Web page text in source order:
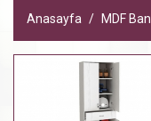
Anasayfa MDF